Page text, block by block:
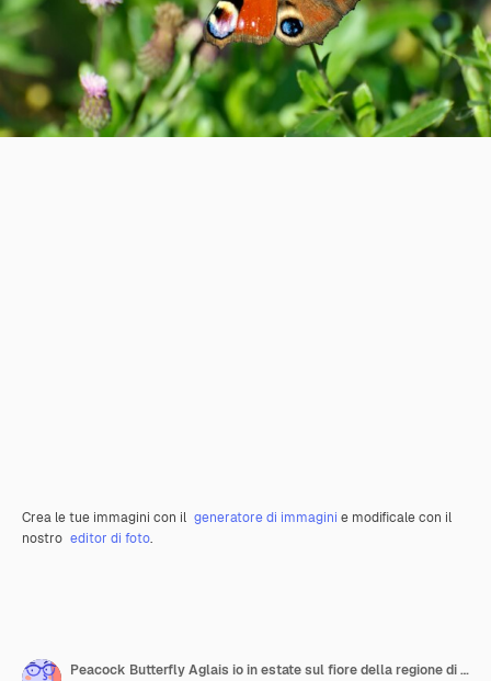
Crea le tue immagini con il generatore di immagini e modificale con il
nostro editor di foto.
Peacock Butterfly Aglais io in estate sul fiore della regione di Mosca